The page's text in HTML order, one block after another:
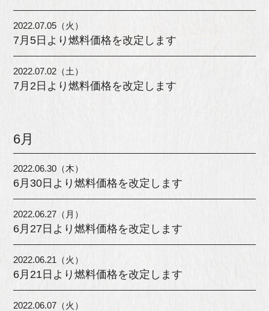
2022.07.05（火）
7月5日より燃料価格を改定します
2022.07.02（土）
7月2日より燃料価格を改定します
6月
2022.06.30（木）
6月30日より燃料価格を改定します
2022.06.27（月）
6月27日より燃料価格を改定します
2022.06.21（火）
6月21日より燃料価格を改定します
2022.06.07（火）